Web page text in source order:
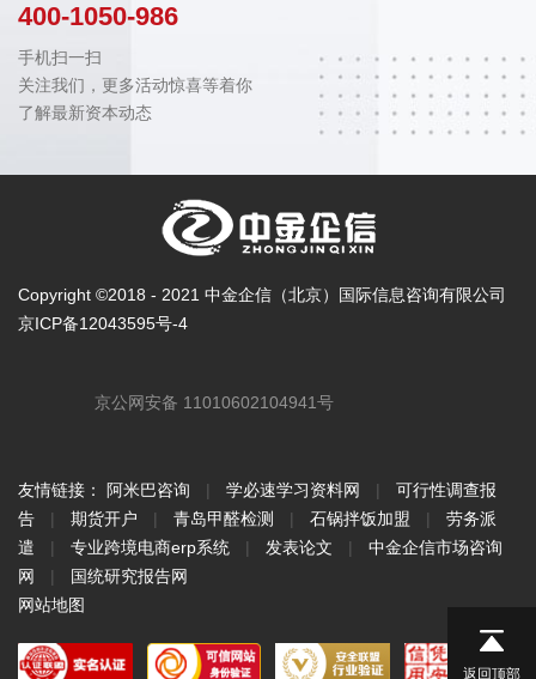
400-1050-986
手机扫一扫
关注我们，更多活动惊喜等着你
了解最新资本动态
Copyright ©2018 - 2021 中金企信（北京）国际信息咨询有限公司
京ICP备12043595号-4
京公网安备 11010602104941号
友情链接： 阿米巴咨询 | 学必速学习资料网 |
可行性调查报
告
| 期货开户 | 青岛甲醛检测 | 石锅拌饭加盟 |
劳务派
遣
| 专业跨境电商erp系统 | 发表论文 |
中金企信市场咨询
网
|
国统研究报告网
网站地图
返回顶部